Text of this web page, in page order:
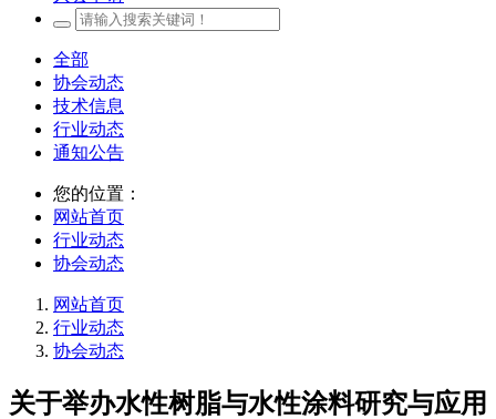
全部
协会动态
技术信息
行业动态
通知公告
您的位置：
网站首页
行业动态
协会动态
网站首页
行业动态
协会动态
关于举办水性树脂与水性涂料研究与应用